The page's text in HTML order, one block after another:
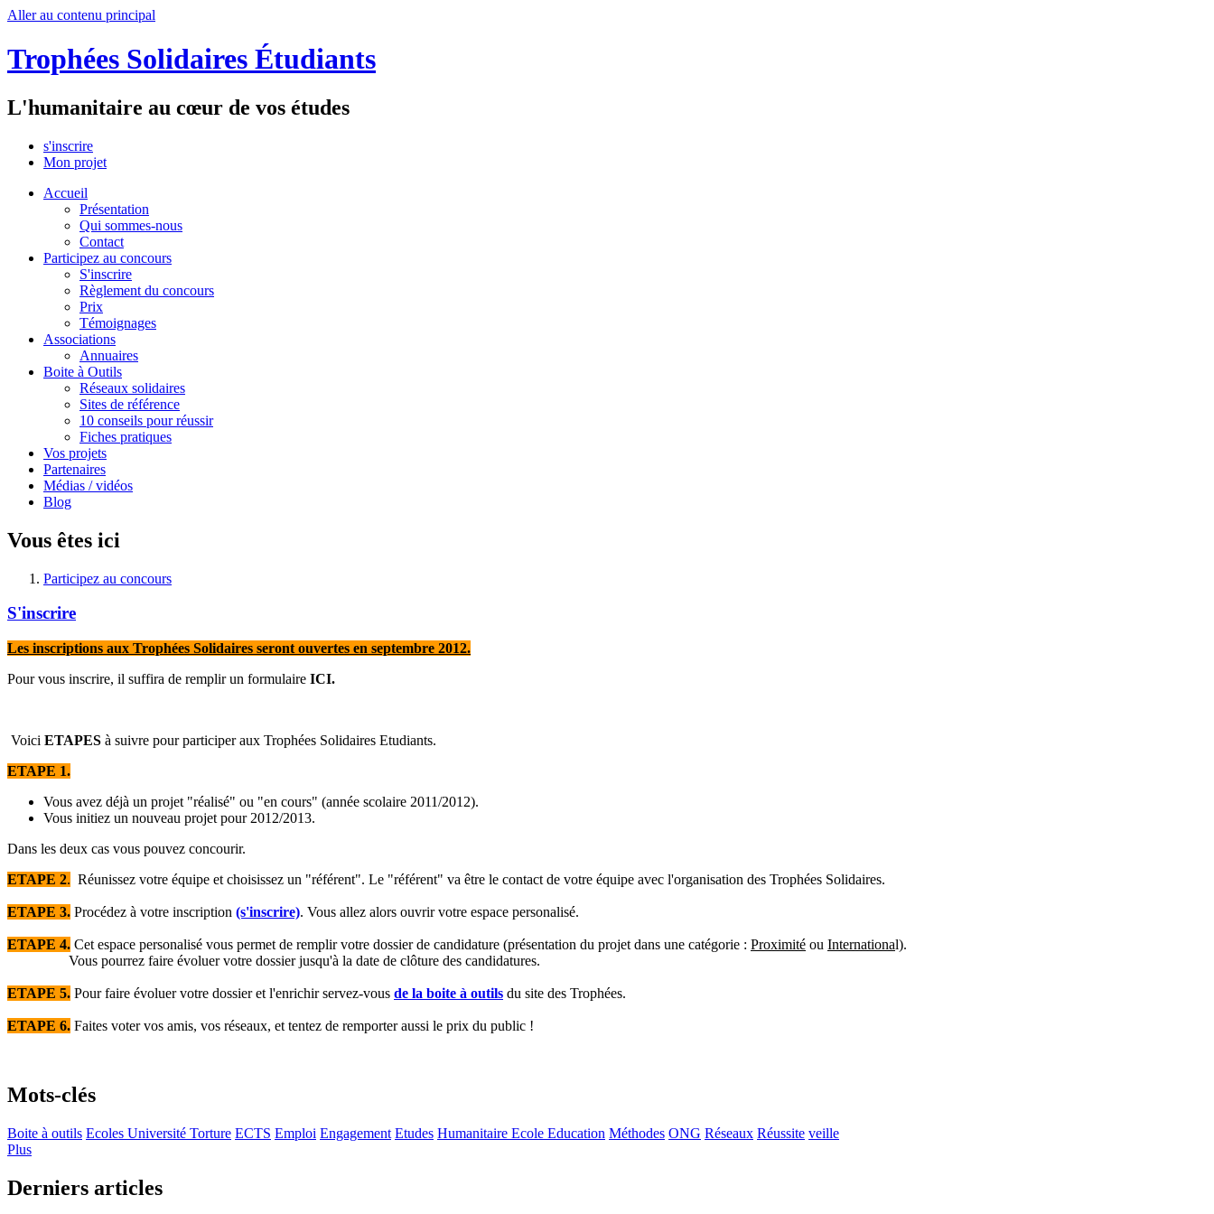
Aller au contenu principal
Trophées Solidaires Étudiants
L'humanitaire au cœur de vos études
s'inscrire
Mon projet
Accueil
Présentation
Qui sommes-nous
Contact
Participez au concours
S'inscrire
Règlement du concours
Prix
Témoignages
Associations
Annuaires
Boite à Outils
Réseaux solidaires
Sites de référence
10 conseils pour réussir
Fiches pratiques
Vos projets
Partenaires
Médias / vidéos
Blog
Vous êtes ici
Participez au concours
S'inscrire
Les inscriptions aux Trophées Solidaires seront ouvertes en septembre 2012.
Pour vous inscrire, il suffira de remplir un formulaire ICI.
Voici ETAPES à suivre pour participer aux Trophées Solidaires Etudiants.
ETAPE 1.
Vous avez déjà un projet "réalisé" ou "en cours" (année scolaire 2011/2012).
Vous initiez un nouveau projet pour 2012/2013.
Dans les deux cas vous pouvez concourir.
ETAPE 2. Réunissez votre équipe et choisissez un "référent". Le "référent" va être le contact de votre équipe avec l'organisation des Trophées Solidaires.
ETAPE 3. Procédez à votre inscription (s'inscrire). Vous allez alors ouvrir votre espace personalisé.
ETAPE 4. Cet espace personalisé vous permet de remplir votre dossier de candidature (présentation du projet dans une catégorie : Proximité ou International).
Vous pourrez faire évoluer votre dossier jusqu'à la date de clôture des candidatures.
ETAPE 5. Pour faire évoluer votre dossier et l'enrichir servez-vous de la boite à outils du site des Trophées.
ETAPE 6. Faites voter vos amis, vos réseaux, et tentez de remporter aussi le prix du public !
Mots-clés
Boite à outils Ecoles Université Torture ECTS Emploi Engagement Etudes Humanitaire Ecole Education Méthodes ONG Réseaux Réussite veille
Plus
Derniers articles